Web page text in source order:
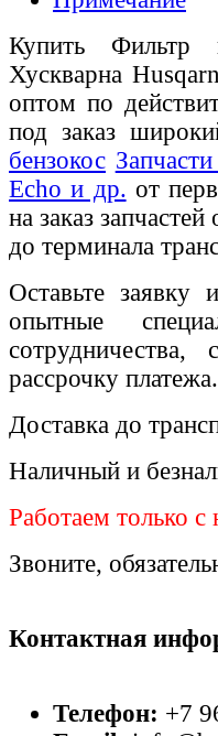
Купить Фильтр
Хускварна
оптом по
под заказ
бензокос
Echo и др. от
на заказ
до терминала
Оставьте
опытные
рассрочку платежа.
Доставка до
Наличный и
Работаем только
Звоните,
Контактная
Телефон: +7